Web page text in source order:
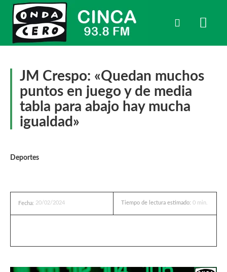
JM Crespo: «Quedan muchos
puntos en juego y de media
tabla para abajo hay mucha
igualdad»
Deportes
Fecha: 20/02/2024 Tiempo de lectura estimado: 0 min.